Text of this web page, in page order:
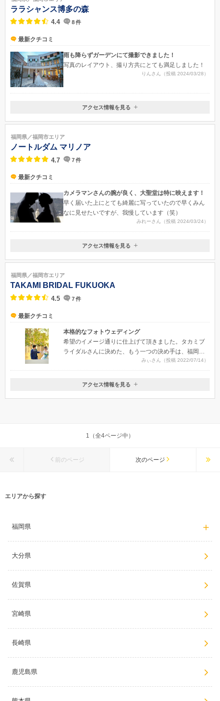
ララシャンス博多の森
4.4 8件
最新クチコミ
雨も降らずガーデンにて撮影できました！
写真のレイアウト、撮り方共にとても満足しました！
りんさん（投稿 2024/03/28）
福岡県福岡市博多区東月隈3-27-2
アクセス情報を見る
福岡県／福岡市エリア
ノートルダム マリノア
4.7 7件
最新クチコミ
カメラマンさんの腕が良く、大聖堂は特に映えます！
早く届いた上にとても綺麗に写っていたので早くみん
なに見せたいですが、我慢しています（笑）
みれーさん（投稿 2024/03/24）
福岡県福岡市西区小戸２丁目１０−６１
アクセス情報を見る
福岡県／福岡市エリア
TAKAMI BRIDAL FUKUOKA
4.5 7件
最新クチコミ
本格的なフォトウェディング
希望のイメージ通りに仕上げて頂きました。タカミブ
ライダルさんに決めた、もう一つの決め手は、福岡で
活躍されている「フォトナギ」さんとのコラボプラン
があった事です。事前にフォトナギさんのInstagramで
作品を拝見していたので、納得の仕上がりでした。
みぃさん（投稿 2022/07/14）
福岡県福岡市中央区天神2丁目4番27号
アクセス情報を見る
1（全4ページ中）
前のページ 次のページ
エリアから探す
福岡県
大分県
佐賀県
宮崎県
長崎県
鹿児島県